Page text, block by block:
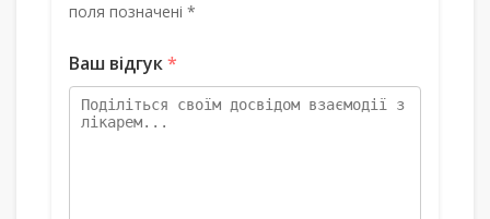
поля позначені *
Ваш відгук*